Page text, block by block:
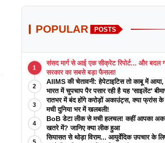
POPULAR POSTS
1
संसद मार्ग से आई एक सीक्रेट रिपोर्ट... और बदल
सरकार का सबसे बड़ा फैसला!
2
AIIMS की चेतावनी: हेपेटाइटिस तो काबू में
भारत में चुपचाप पैर पसार रही है यह 'साइलेंट'
3
रातभर में बंद होंगे करोड़ों अकाउंट्स, क्या फ्रांस
मची दुनिया भर में खलबली!
4
BoB डेटा लीक से मची हलचल! कहीं आपका
खतरे में? जानिए क्या लीक हुआ
सियासत से थोड़ा विराम... आयुर्वेदिक उपचार के